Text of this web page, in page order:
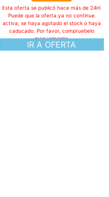
IR A OFERTA
Esta oferta se publicó hace más de 24H:
Puede que la oferta ya no continue
activa, se haya agotado el stock o haya
caducado. Por favor, compruebelo
manualmente